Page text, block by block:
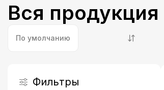
Витамины и минералы
Косметология
Профессиональная косметика
Вся продукция
По умолчанию
Фильтры